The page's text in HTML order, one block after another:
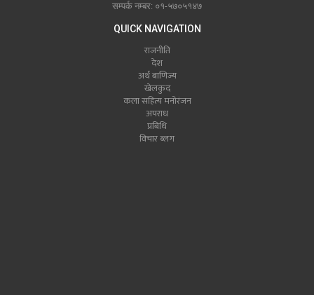
सम्पर्क नम्बर: ०१-५७०५१४७
QUICK NAVIGATION
राजनीति
देश
अर्थ बाणिज्य
खेलकुद
कला सहित्य मनोरंजन
अपराध
प्रबिधि
विचार ब्लग